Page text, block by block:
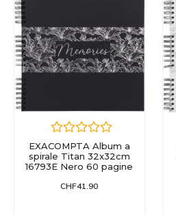
EXACOMPTA Album a
spirale Titan 32x32cm
16793E Nero 60 pagine
CHF41.90